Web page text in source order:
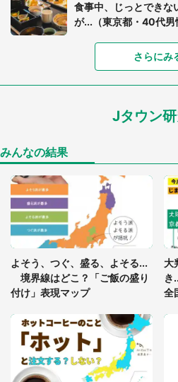
食事中、じっとできな
が...（東京都・40代男
「富豪すぎ」1歳息子
7万人驚がく 「お菓
ードル高い」
あまりにも四角すぎ
「閉所恐怖症の私は新
年に『手を繋いで』
8万人感動
グっちゃってた〝野
「○○がない街に住ん
人驚がく 何が存在し
「修学旅行に途中参加
さらにみ
Jタウン
みんなの結果
よそう、つぐ、盛る、よそる...
境界線はどこ？「ご飯の盛り
付け」表現マップ
大
き
全